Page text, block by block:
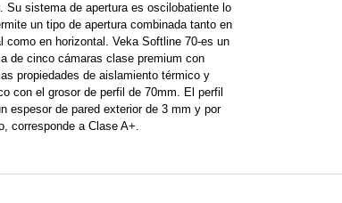
Su sistema de apertura es oscilobatiente lo
un tipo de apertura combinada tanto en
como en horizontal. Veka Softline 70-es un
de cinco cámaras clase premium con
propiedades de aislamiento térmico y
con el grosor de perfil de 70mm. El perfil
espesor de pared exterior de 3 mm y por
corresponde a Clase A+.